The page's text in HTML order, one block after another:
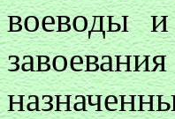
воеводы